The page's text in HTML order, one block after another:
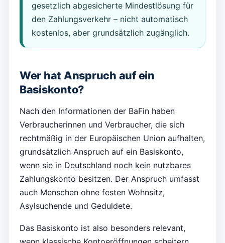
gesetzlich abgesicherte Mindestlösung für
den Zahlungsverkehr – nicht automatisch
kostenlos, aber grundsätzlich zugänglich.
Wer hat Anspruch auf ein
Basiskonto?
Nach den Informationen der BaFin haben
Verbraucherinnen und Verbraucher, die sich
rechtmäßig in der Europäischen Union aufhalten,
grundsätzlich Anspruch auf ein Basiskonto,
wenn sie in Deutschland noch kein nutzbares
Zahlungskonto besitzen. Der Anspruch umfasst
auch Menschen ohne festen Wohnsitz,
Asylsuchende und Geduldete.
Das Basiskonto ist also besonders relevant,